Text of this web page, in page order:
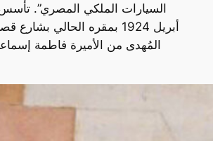
أبريل 1924 بمقره الحالي
المُهدى من الأميرة فاطمة